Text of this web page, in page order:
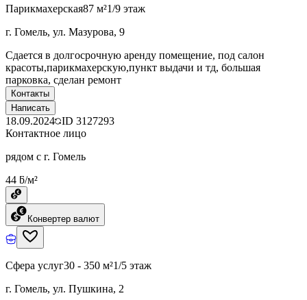
Парикмахерская87 м²1/9 этаж
г. Гомель, ул. Мазурова, 9
Сдается в долгосрочную аренду помещение, под салон
красоты,парикмахерскую,пункт выдачи и тд, большая
парковка, сделан ремонт
Контакты
Написать
18.09.2024 ID 3127293
Контактное лицо
рядом с г. Гомель
44 ƃ/м²
Конвертер валют
Сфера услуг30 - 350 м²1/5 этаж
г. Гомель, ул. Пушкина, 2